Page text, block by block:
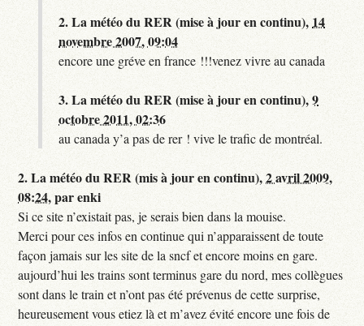
2.La météo du RER (mise à jour en continu), 14
novembre 2007, 09:04
encore une gréve en france !!!venez vivre au canada
3.La météo du RER (mise à jour en continu),9
octobre 2011, 02:36
au canada y’a pas de rer ! vive le trafic de montréal.
2.La météo du RER (mis à jour en continu),2 avril 2009,
08:24,parenki
Si ce site n’existait pas, je serais bien dans la mouise.
Merci pour ces infos en continue qui n’apparaissent de toute
façon jamais sur les site de la sncf et encore moins en gare.
aujourd’hui les trains sont terminus gare du nord, mes collègues
sont dans le train et n’ont pas été prévenus de cette surprise,
heureusement vous etiez là et m’avez évité encore une fois de